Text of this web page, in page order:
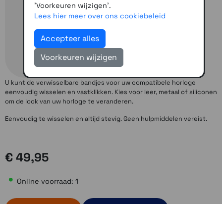
U kunt de verwisselbare bandjes voor uw compatibele horloge
eenvoudig wisselen en vastklikken. Kies voor leer, metaal of siliconen
om de look van uw horloge te veranderen.
Eenvoudig te wisselen en altijd stevig. Geen hulpmiddelen vereist.
€ 49,95
Online voorraad: 1
'Voorkeuren wijzigen'.
Lees hier meer over ons cookiebeleid
Accepteer alles
Voorkeuren wijzigen